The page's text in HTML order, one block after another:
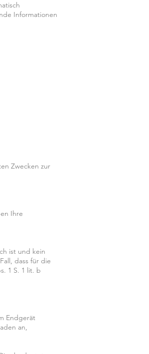
Informationen
Zwecken zur
Ihre
ist und kein
dass für die
1 S. 1 lit. b
Endgerät
an,